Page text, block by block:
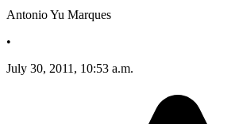
Antonio Yu Marques
•
July 30, 2011, 10:53 a.m.